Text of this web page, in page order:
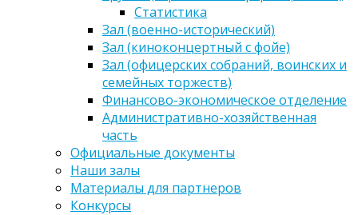
Статистика
Зал (военно-исторический)
Зал (киноконцертный с фойе)
Зал (офицерских собраний, воинских и
семейных торжеств)
Финансово-экономическое отделение
Административно-хозяйственная
часть
Официальные документы
Наши залы
Материалы для партнеров
Конкурсы